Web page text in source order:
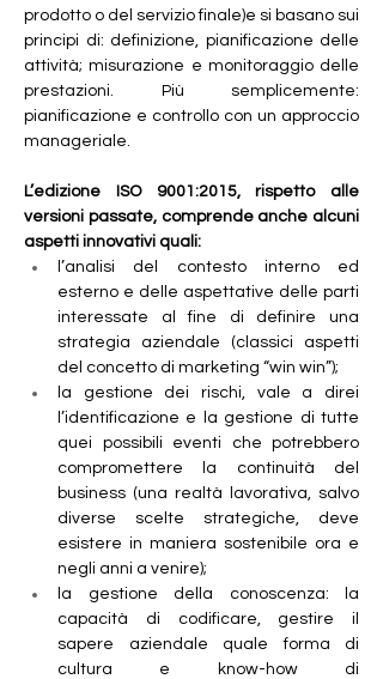
prodotto o del servizio finale)e si basano sui
principi di: definizione, pianificazione delle
attività; misurazione e monitoraggio delle
prestazioni. Più semplicemente:
pianificazione e controllo con un approccio
manageriale.
L’edizione ISO 9001:2015, rispetto alle
versioni passate, comprende anche alcuni
aspetti innovativi quali:
l’analisi del contesto interno ed
esterno e delle aspettative delle parti
interessate al fine di definire una
strategia aziendale (classici aspetti
del concetto di marketing “win win”);
la gestione dei rischi, vale a direi
l’identificazione e la gestione di tutte
quei possibili eventi che potrebbero
compromettere la continuità del
business (una realtà lavorativa, salvo
diverse scelte strategiche, deve
esistere in maniera sostenibile ora e
negli anni a venire);
la gestione della conoscenza: la
capacità di codificare, gestire il
sapere aziendale quale forma di
cultura e know-how di